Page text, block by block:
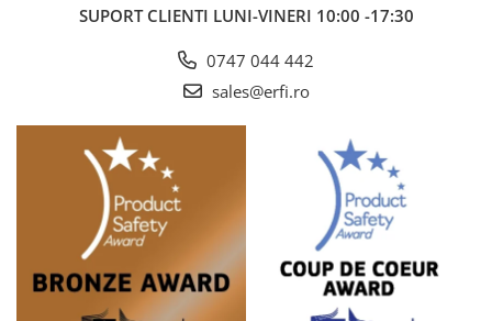
SUPORT CLIENTI LUNI-VINERI 10:00 -17:30
0747 044 442
sales@erfi.ro